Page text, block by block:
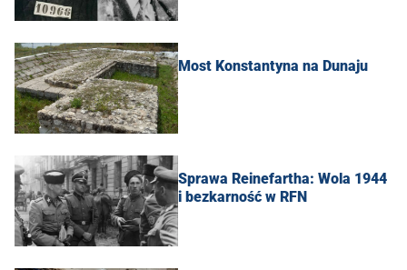
Most Konstantyna na Dunaju
Sprawa Reinefartha: Wola 1944
i bezkarność w RFN